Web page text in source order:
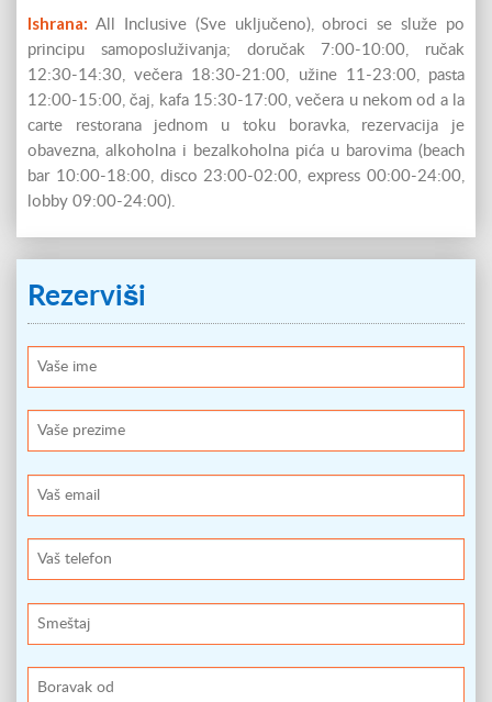
Ishrana: All Inclusive (Sve uključeno), obroci se služe po
principu samoposluživanja; doručak 7:00-10:00, ručak
12:30-14:30, večera 18:30-21:00, užine 11-23:00, pasta
12:00-15:00, čaj, kafa 15:30-17:00, večera u nekom od a la
carte restorana jednom u toku boravka, rezervacija je
obavezna, alkoholna i bezalkoholna pića u barovima (beach
bar 10:00-18:00, disco 23:00-02:00, express 00:00-24:00,
lobby 09:00-24:00).
Rezerviši